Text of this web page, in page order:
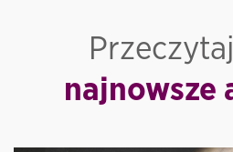
najnowsze